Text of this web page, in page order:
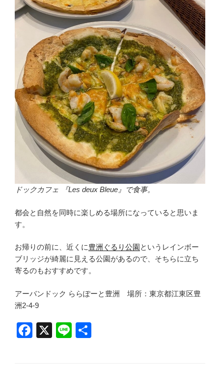
ドックカフェ 『Les deux Bleue』で食事。
都会と自然を同時に楽しめる場所になっていると思いま
す。
お帰りの前に、近くに豊洲ぐるり公園というレインボー
ブリッジが綺麗に見える公園があるので、そちらに立ち
寄るのもおすすめです。
アーバンドック ららぽーと豊洲 場所：東京都江東区豊
洲2-4-9
F
X
Li